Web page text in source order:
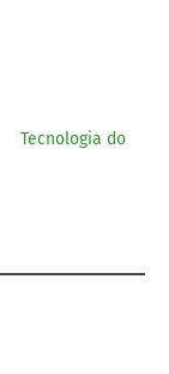
Tecnologia do